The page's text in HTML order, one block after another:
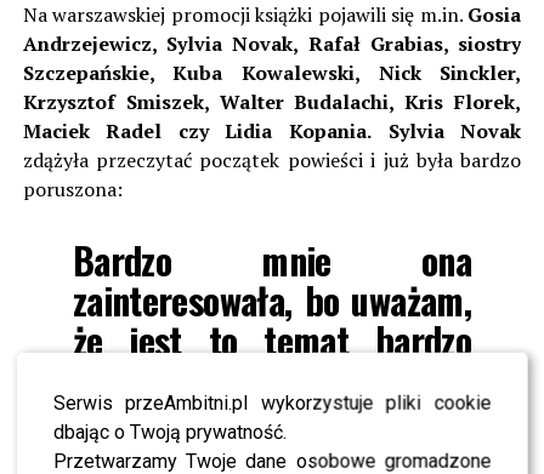
Serwis przeAmbitni.pl wykorzystuje pliki cookie
dbając o Twoją prywatność.
Przetwarzamy Twoje dane osobowe gromadzone
Na warszawskiej promocji książki pojawili się m.in. Gosia
Andrzejewicz, Sylvia Novak, Rafał Grabias, siostry
Szczepańskie, Kuba Kowalewski, Nick Sinckler,
Krzysztof Smiszek, Walter Budalachi, Kris Florek,
Maciek Radel czy Lidia Kopania.
Sylvia Novak
zdążyła przeczytać początek powieści i już była bardzo
poruszona:
Bardzo mnie ona
zainteresowała, bo uważam,
że jest to temat bardzo
ważny, aby mówić o nim
głośno w Polsce